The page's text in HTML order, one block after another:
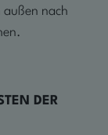
außen nach
DER